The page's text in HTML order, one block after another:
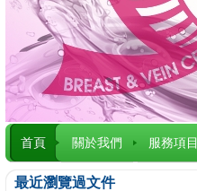
首頁 關於我們 服務項目
最近瀏覽過文件